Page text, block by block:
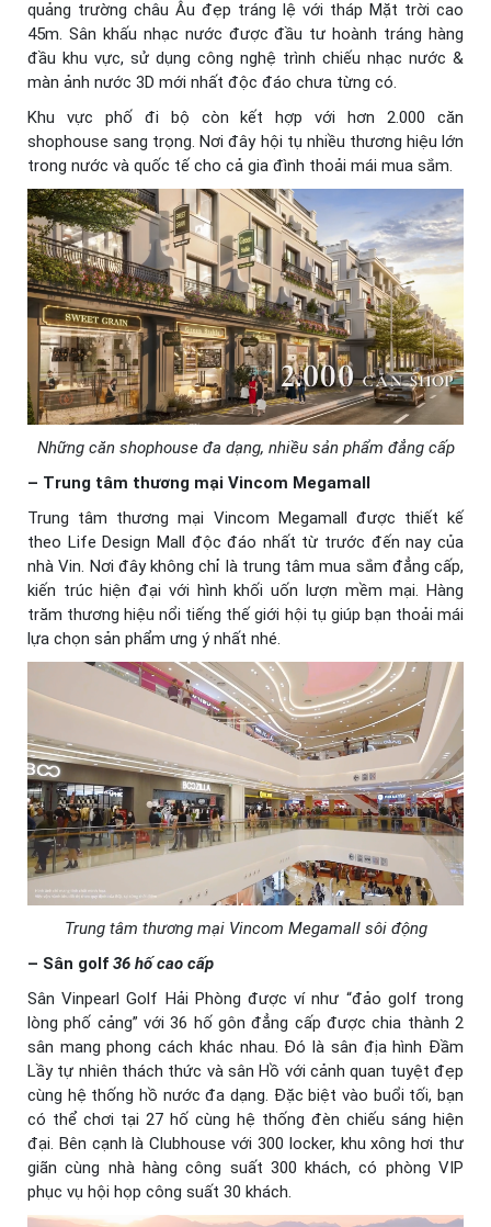
quảng trường châu Âu đẹp tráng lệ với tháp Mặt trời cao
45m. Sân khấu nhạc nước được đầu tư hoành tráng hàng
đầu khu vực, sử dụng công nghệ trình chiếu nhạc nước &
màn ảnh nước 3D mới nhất độc đáo chưa từng có.
Khu vực phố đi bộ còn kết hợp với hơn 2.000 căn
shophouse sang trọng. Nơi đây hội tụ nhiều thương hiệu lớn
trong nước và quốc tế cho cả gia đình thoải mái mua sắm.
Những căn shophouse đa dạng, nhiều sản phẩm đẳng cấp
– Trung tâm thương mại Vincom Megamall
Trung tâm thương mại Vincom Megamall được thiết kế
theo Life Design Mall độc đáo nhất từ trước đến nay của
nhà Vin. Nơi đây không chỉ là trung tâm mua sắm đẳng cấp,
kiến trúc hiện đại với hình khối uốn lượn mềm mại. Hàng
trăm thương hiệu nổi tiếng thế giới hội tụ giúp bạn thoải mái
lựa chọn sản phẩm ưng ý nhất nhé.
Trung tâm thương mại Vincom Megamall sôi động
– Sân golf 36 hố cao cấp
Sân Vinpearl Golf Hải Phòng được ví như “đảo golf trong
lòng phố cảng” với 36 hố gôn đẳng cấp được chia thành 2
sân mang phong cách khác nhau. Đó là sân địa hình Đầm
Lầy tự nhiên thách thức và sân Hồ với cảnh quan tuyệt đẹp
cùng hệ thống hồ nước đa dạng. Đặc biệt vào buổi tối, bạn
có thể chơi tại 27 hố cùng hệ thống đèn chiếu sáng hiện
đại. Bên cạnh là Clubhouse với 300 locker, khu xông hơi thư
giãn cùng nhà hàng công suất 300 khách, có phòng VIP
phục vụ hội họp công suất 30 khách.